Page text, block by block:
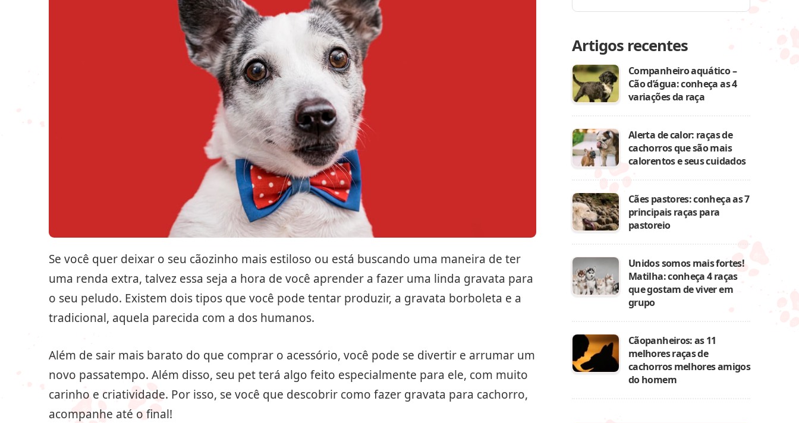
Se você quer deixar o seu cãozinho mais estiloso ou está buscando uma maneira de ter
uma renda extra, talvez essa seja a hora de você aprender a fazer uma linda gravata para
o seu peludo. Existem dois tipos que você pode tentar produzir, a gravata borboleta e a
tradicional, aquela parecida com a dos humanos.
Além de sair mais barato do que comprar o acessório, você pode se divertir e arrumar um
novo passatempo. Além disso, seu pet terá algo feito especialmente para ele, com muito
carinho e criatividade. Por isso, se você que descobrir como fazer gravata para cachorro,
acompanhe até o final!
Artigos recentes
Companheiro aquático –
Cão d’água: conheça as 4
variações da raça
Alerta de calor: raças de
cachorros que são mais
calorentos e seus cuidados
Cães pastores: conheça as 7
principais raças para
pastoreio
Unidos somos mais fortes!
Matilha: conheça 4 raças
que gostam de viver em
grupo
Cãopanheiros: as 11
melhores raças de
cachorros melhores amigos
do homem